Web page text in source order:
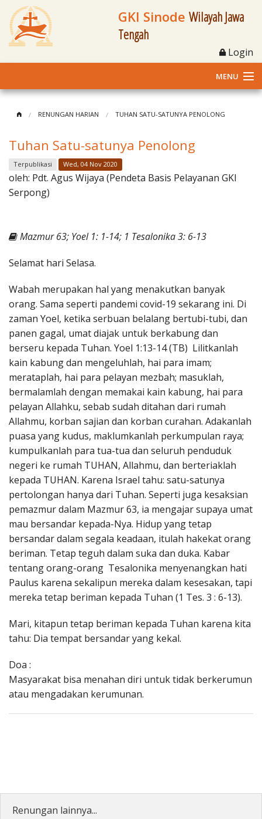
GKI Sinode Wilayah Jawa
Tengah
Login
MENU
Klasis dan Jemaat
Berita Kegiatan
Materi
RENUNGAN HARIAN TUHAN SATU-SATUNYA PENOLONG
Tuhan Satu-satunya Penolong
Terpublikasi Wed, 04 Nov 2020
oleh: Pdt. Agus Wijaya (Pendeta Basis Pelayanan GKI
Serpong)
Mazmur 63; Yoel 1: 1-14; 1 Tesalonika 3: 6-13
Selamat hari Selasa.
Wabah merupakan hal yang menakutkan banyak
orang. Sama seperti pandemi covid-19 sekarang ini. Di
zaman Yoel, ketika serbuan belalang bertubi-tubi, dan
panen gagal, umat diajak untuk berkabung dan
berseru kepada Tuhan. Yoel 1:13-14 (TB) Lilitkanlah
kain kabung dan mengeluhlah, hai para imam;
merataplah, hai para pelayan mezbah; masuklah,
bermalamlah dengan memakai kain kabung, hai para
pelayan Allahku, sebab sudah ditahan dari rumah
Allahmu, korban sajian dan korban curahan. Adakanlah
puasa yang kudus, maklumkanlah perkumpulan raya;
kumpulkanlah para tua-tua dan seluruh penduduk
negeri ke rumah TUHAN, Allahmu, dan berteriaklah
kepada TUHAN. Karena Israel tahu: satu-satunya
pertolongan hanya dari Tuhan. Seperti juga kesaksian
pemazmur dalam Mazmur 63, ia mengajar supaya umat
mau bersandar kepada-Nya. Hidup yang tetap
bersandar dalam segala keadaan, itulah hakekat orang
beriman. Tetap teguh dalam suka dan duka. Kabar
tentang orang-orang Tesalonika menyenangkan hati
Paulus karena sekalipun mereka dalam kesesakan, tapi
mereka tetap beriman kepada Tuhan (1 Tes. 3 : 6-13).
Mari, kitapun tetap beriman kepada Tuhan karena kita
tahu: Dia tempat bersandar yang kekal.
Doa :
Masyarakat bisa menahan diri untuk tidak berkerumun
atau mengadakan kerumunan.
Renungan lainnya...